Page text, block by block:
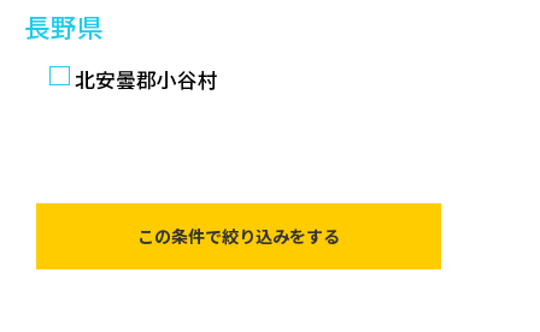
長野県
北安曇郡小谷村